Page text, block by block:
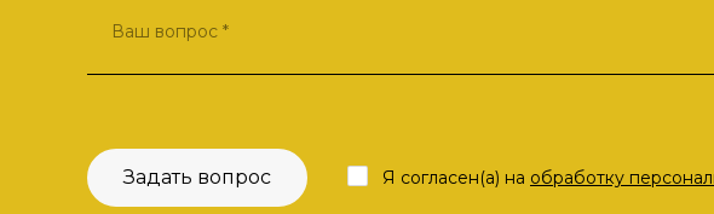
Задать вопрос Я согласен(а) на обработку